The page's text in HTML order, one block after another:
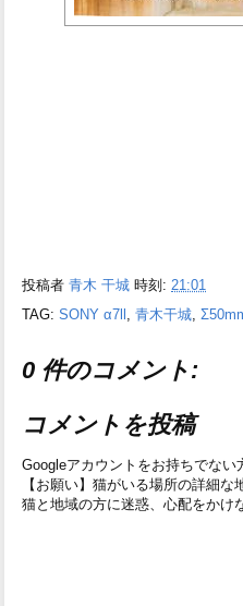
投稿者 青木 干城 時刻: 21:01
TAG: SONY α7ll , 青木干城,
0 件のコメント:
コメントを投稿
Googleアカウントをお持ちでない
【お願い】猫がいる場所の詳細な
猫と地域の方に迷惑、心配をかけ